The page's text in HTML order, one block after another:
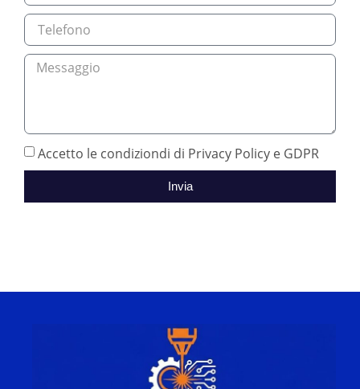
Accetto le condiziondi di Privacy Policy e GDPR
Invia